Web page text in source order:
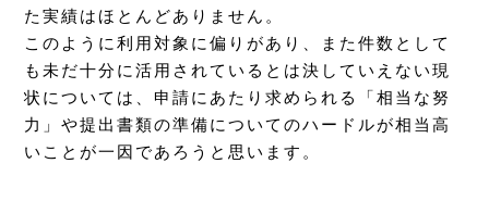
た実績はほとんどありません。
このように利用対象に偏りがあり、また件数として
も未だ十分に活用されているとは決していえない現
状については、申請にあたり求められる「相当な努
力」や提出書類の準備についてのハードルが相当高
いことが一因であろうと思います。